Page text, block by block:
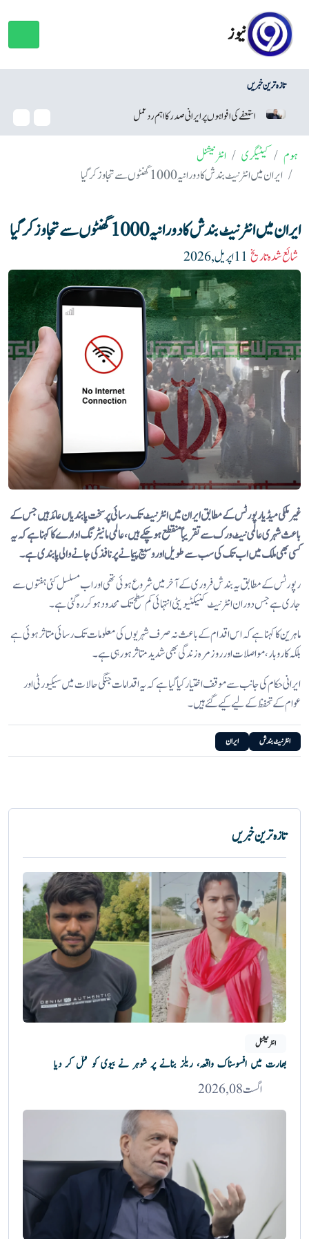
نیوز
تازہ ترین خبریں
وائٹ ہاؤس بال روم منصوبہ، ٹرمپ کو عدالت سے بڑا جھٹکا
ہوم کیٹیگری
انٹرنیشنل
ایران میں انٹرنیٹ بندش کا دورانیہ 1000 گھنٹوں سے تجاوز کرگیا
ایران میں انٹرنیٹ بندش کا دورانیہ 1000 گھنٹوں سے تجاوز کرگیا
شائع شدہ تاریخ
غیر ملکی میڈیا رپورٹس کے مطابق ایران میں انٹرنیٹ تک رسائی پر سخت پابندیاں عائد ہیں جس کے
باعث شہری عالمی نیٹ ورک سے تقریباً منقطع ہو چکے ہیں، عالمی مانیٹرنگ ادارے کا کہنا ہے کہ یہ
کسی بھی ملک میں اب تک کی سب سے طویل اور وسیع پیمانے پر نافذ کی جانے والی پابندی ہے۔
رپورٹس کے مطابق یہ بندش فروری کے آخر میں شروع ہوئی تھی اور اب مسلسل کئی ہفتوں سے
جاری ہے جس دوران انٹرنیٹ کنیکٹیویٹی انتہائی کم سطح تک محدود ہو کر رہ گئی ہے۔
ماہرین کا کہنا ہے کہ اس اقدام کے باعث نہ صرف شہریوں کی معلومات تک رسائی متاثر ہوئی ہے
بلکہ کاروبار، مواصلات اور روزمرہ زندگی بھی شدید متاثر ہو رہی ہے۔
ایرانی حکام کی جانب سے موقف اختیار کیا گیا ہے کہ یہ اقدامات جنگی حالات میں سیکیورٹی اور
عوام کے تحفظ کے لیے کیے گئے ہیں۔
انٹرنیٹ بندش ایران
تازہ ترین خبریں
انٹرنیشنل
بھارت میں افسوسناک واقعہ، ریلز بنانے پر شوہر نے بیوی کو قتل کر دیا
اگست 08, 2026